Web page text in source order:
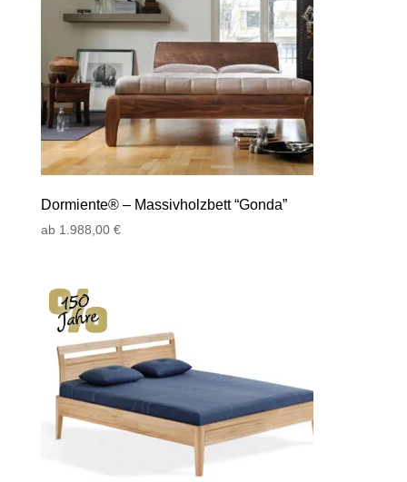
Dormiente® – Massivholzbett “Gonda”
ab 1.988,00 €